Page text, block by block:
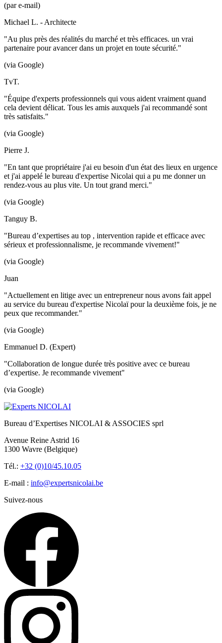
(par e-mail)
Michael L. - Architecte
"Au plus près des réalités du marché et très efficaces. un vrai
partenaire pour avancer dans un projet en toute sécurité."
(via Google)
TvT.
"Équipe d'experts professionnels qui vous aident vraiment quand
cela devient délicat. Tous les amis auxquels j'ai recommandé sont
très satisfaits."
(via Google)
Pierre J.
"En tant que propriétaire j'ai eu besoin d'un état des lieux en urgence
et j'ai appelé le bureau d'expertise Nicolai qui a pu me donner un
rendez-vous au plus vite. Un tout grand merci."
(via Google)
Tanguy B.
"Bureau d’expertises au top , intervention rapide et efficace avec
sérieux et professionnalisme, je recommande vivement!"
(via Google)
Juan
"Actuellement en litige avec un entrepreneur nous avons fait appel
au service du bureau d'expertise Nicolaï pour la deuxième fois, je ne
peux que recommander."
(via Google)
Emmanuel D. (Expert)
"Collaboration de longue durée très positive avec ce bureau
d’expertise. Je recommande vivement"
(via Google)
Bureau d’Expertises NICOLAI & ASSOCIES sprl
Avenue Reine Astrid 16
1300 Wavre (Belgique)
Tél.: +32 (0)10/45.10.05
E-mail : info@expertsnicolai.be
Suivez-nous